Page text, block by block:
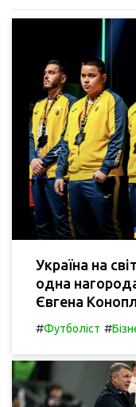
Україна на
одна
Євгена
#Футболіст #